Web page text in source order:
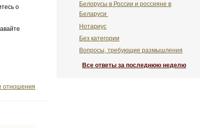
о
отношения
Белорусы в России и россияне в
Беларуси
Нотариус
Без категории
Вопросы, требующие размышления
Все ответы за последнюю неделю